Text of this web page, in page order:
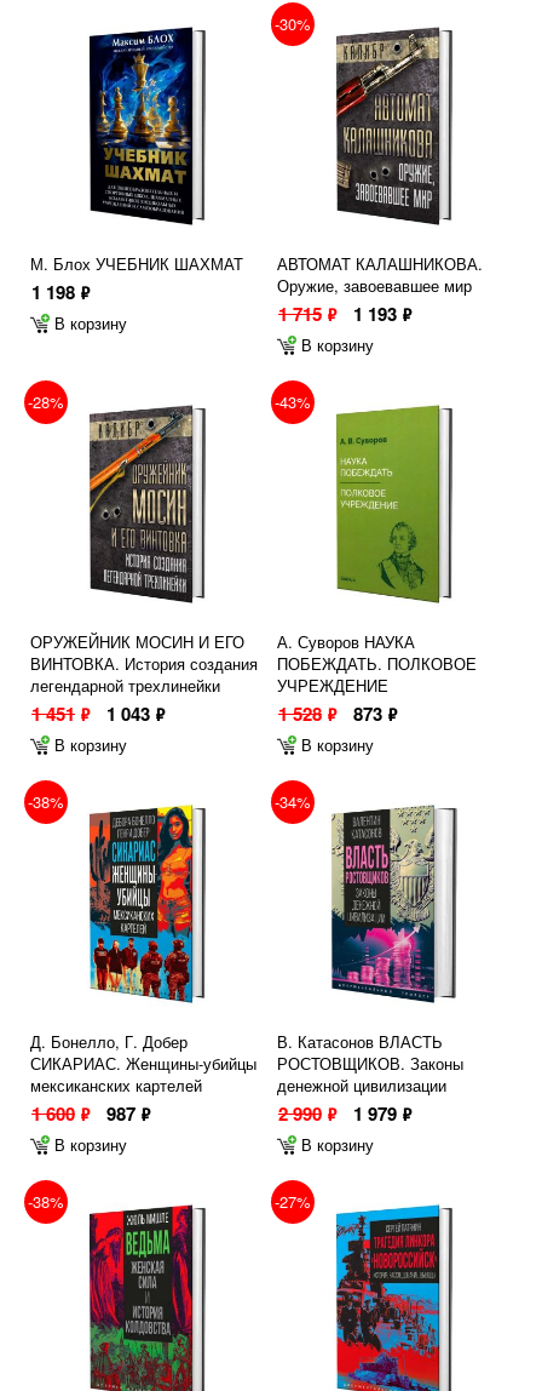
М. Блох УЧЕБНИК ШАХМАТ
1 198 ф
В корзину
-30%
АВТОМАТ КАЛАШНИКОВА.
Оружие, завоевавшее мир
1 715 ф 1 193 ф
В корзину
-28%
ОРУЖЕЙНИК МОСИН И ЕГО
ВИНТОВКА. История создания
легендарной трехлинейки
1 451 ф 1 043 ф
В корзину
-43%
А. Суворов НАУКА
ПОБЕЖДАТЬ. ПОЛКОВОЕ
УЧРЕЖДЕНИЕ
1 528 ф 873 ф
В корзину
-38%
Д. Бонелло, Г. Добер
СИКАРИАС. Женщины-убийцы
мексиканских картелей
1 600 ф 987 ф
В корзину
-34%
В. Катасонов ВЛАСТЬ
РОСТОВЩИКОВ. Законы
денежной цивилизации
2 990 ф 1 979 ф
В корзину
-38% -27%